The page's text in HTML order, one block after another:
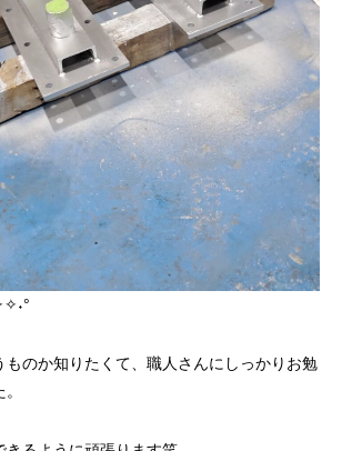
ものか知りたくて、職人さんにしっかりお勉